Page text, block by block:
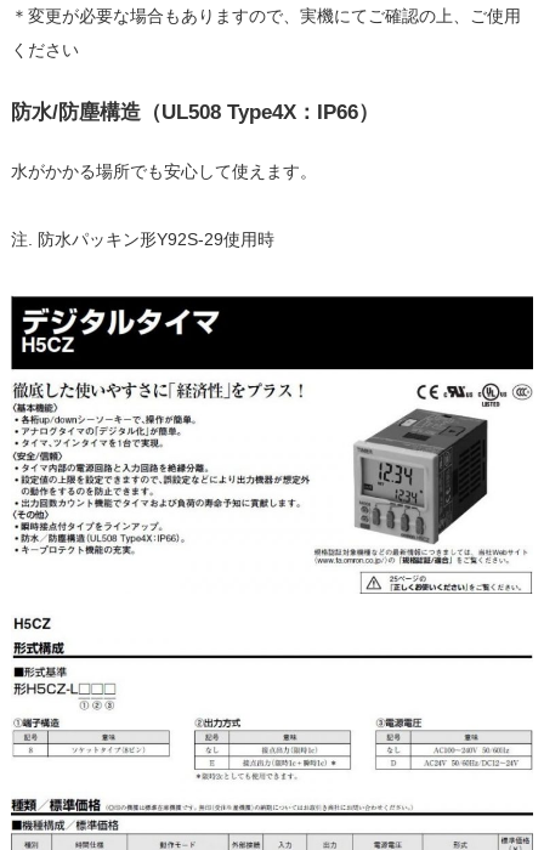
＊変更が必要な場合もありますので、実機にてご確認の上、ご使用
ください
防水/防塵構造（UL508 Type4X：IP66）
水がかかる場所でも安心して使えます。
注. 防水パッキン形Y92S-29使用時